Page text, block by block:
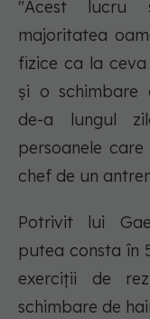
"Acest lucru
majoritatea
fizice ca la
și o schimbare
de-a lungul
persoanele
chef de un
Potrivit lui
putea consta în
exerciții de
schimbare de